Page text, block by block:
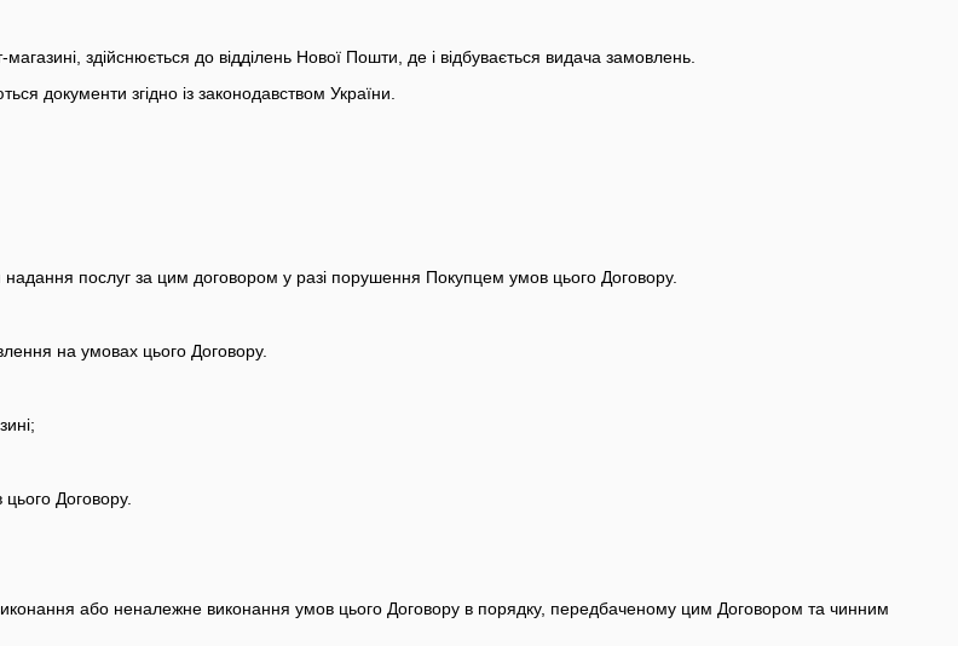
здійснюється до відділень Нової Пошти, де і відбувається видача замовлень.
документи згідно із законодавством України.
послуг за цим договором у разі порушення Покупцем умов цього Договору.
на умовах цього Договору.
Договору.
або неналежне виконання умов цього Договору в порядку, передбаченому цим Договором та чинним